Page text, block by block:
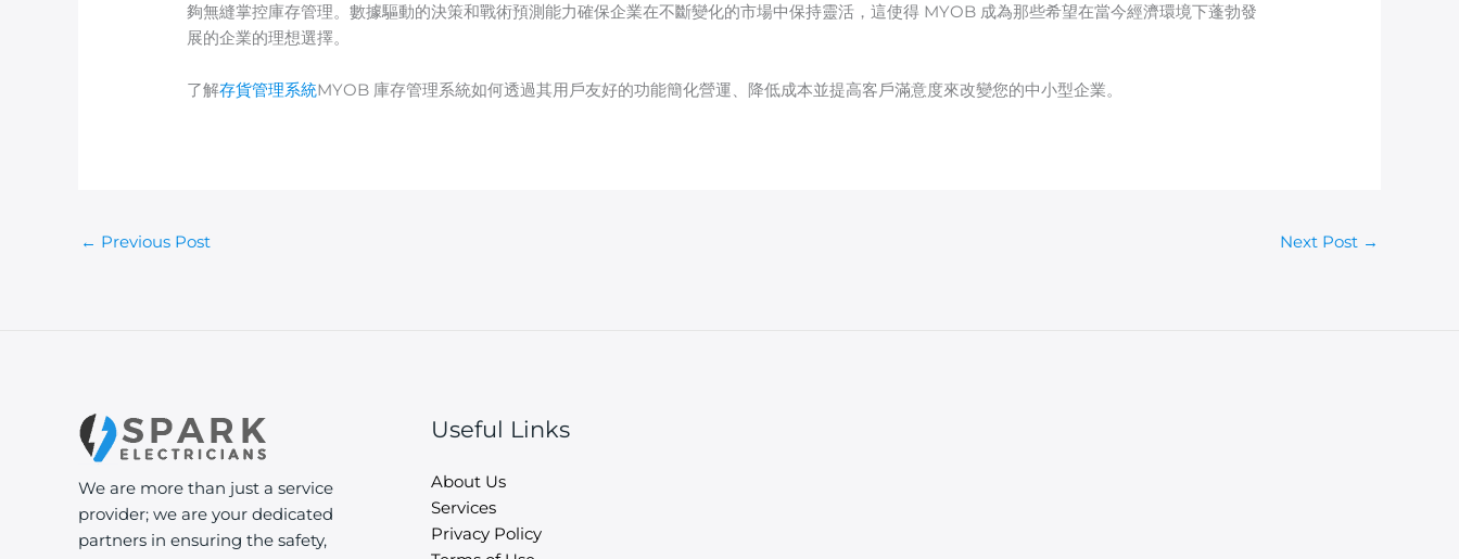
夠無縫掌控庫存管理。數據驅動的決策和戰術預測能力確保企業在不斷變化的市場中保持靈活，這使得 MYOB 成為那些希望在當今經濟環境下蓬勃發
展的企業的理想選擇。
了解存貨管理系統MYOB 庫存管理系統如何透過其用戶友好的功能簡化營運、降低成本並提高客戶滿意度來改變您的中小型企業。
← Previous Post Next Post →
We are more than just a service
provider; we are your dedicated
partners in ensuring the safety,
Useful Links
About Us
Services
Privacy Policy